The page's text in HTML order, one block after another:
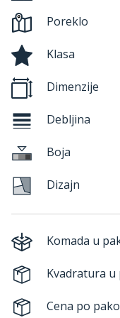
Poreklo
Klasa
Dimenzije
Debljina
Boja
Dizajn
Komada u
Kvadratura u
Cena po